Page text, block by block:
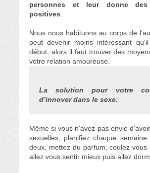
personnes et leur donne des
positives
Nous nous habituons au corps de
peut devenir moins intéressant
début, alors il faut trouver des
votre relation amoureuse.
La solution pour votre
d’innover dans le sexe.
Même si vous n'avez pas envie
sexuelles, planifiez chaque
deux, mettez du parfum, coulez-vous
allez vous sentir mieux puis allez